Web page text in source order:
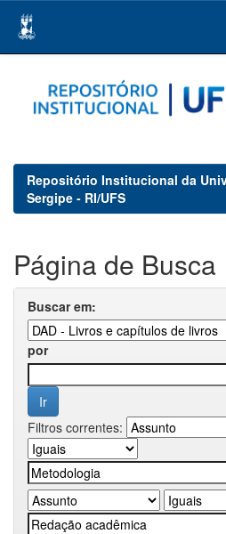
navigation
Repositório Institucional da
Sergipe - RI/UFS
Página de Busca
Buscar em:
por
Filtros correntes: